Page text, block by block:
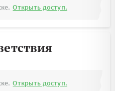
Открыть доступ.
Открыть доступ.